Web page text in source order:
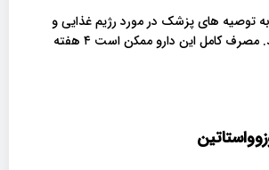
توصیه های پزشک در مورد رژیم غذایی و
ورزش اهمیت دهید. مصرف کامل این دارو ممکن است ۴ هفته